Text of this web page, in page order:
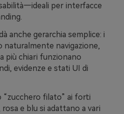
per interfacce
anche gerarchia semplice: i
naturalmente navigazione,
più chiari funzionano
evidenze e stati UI di
filato” ai forti
e blu si adattano a vari